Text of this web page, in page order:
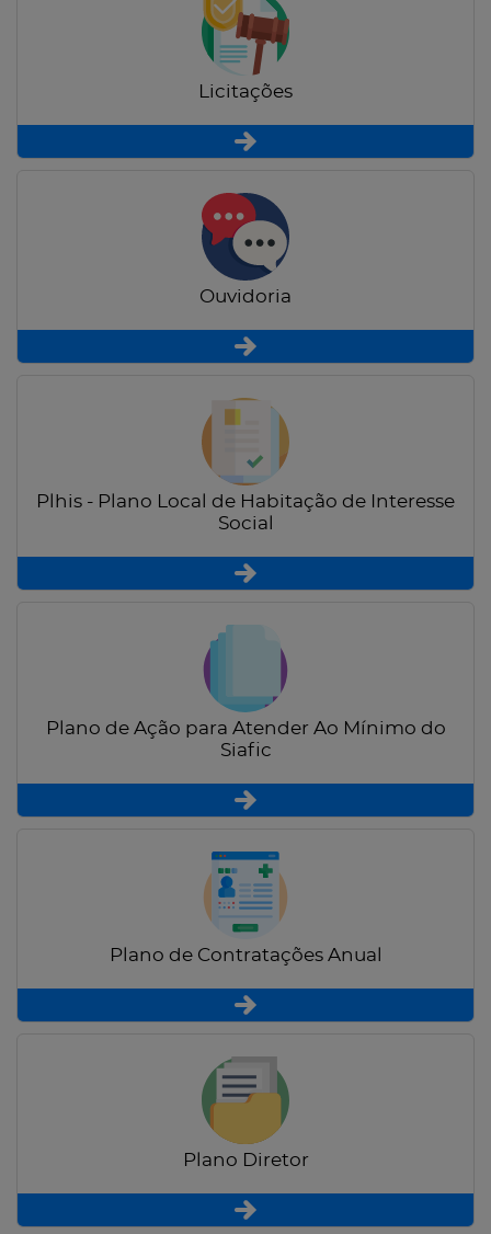
Licitações
Ouvidoria
Plhis - Plano Local de Habitação de Interesse
Social
Plano de Ação para Atender Ao Mínimo do
Siafic
Plano de Contratações Anual
Plano Diretor